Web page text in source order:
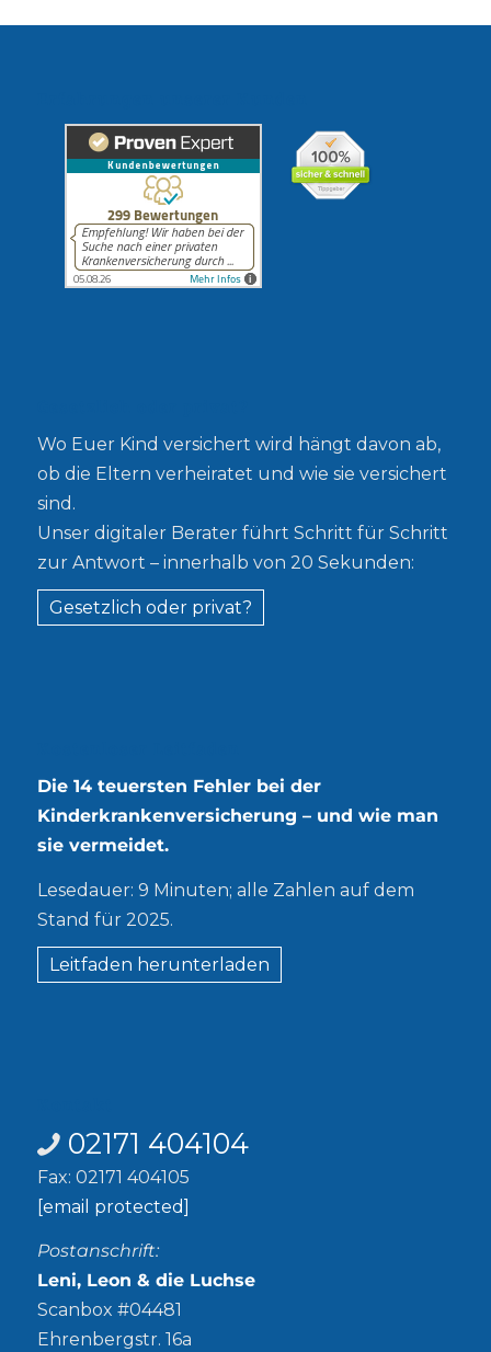
Wo Euer Kind versichert wird hängt davon ab,
ob die Eltern verheiratet und wie sie versichert
sind.
Unser digitaler Berater führt Schritt für Schritt
zur Antwort – innerhalb von 20 Sekunden:
Gesetzlich oder privat?
Die 14 teuersten Fehler bei der
Kinderkrankenversicherung – und wie man
sie vermeidet.
Lesedauer: 9 Minuten; alle Zahlen auf dem
Stand für 2025.
Leitfaden herunterladen
02171 404104
Fax: 02171 404105
[email protected]
Postanschrift:
Leni, Leon & die Luchse
Scanbox #04481
Ehrenbergstr. 16a